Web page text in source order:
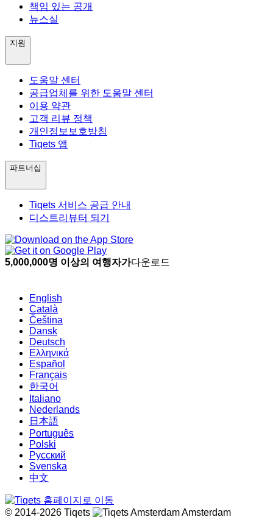
책임 있는 공개
뉴스실
지원
도움말 센터
공급업체를 위한 도움말 센터
이용 약관
고객 리뷰 정책
개인정보보호방침
Tiqets 앱
파트너십
Tiqets 서비스 공급 안내
디스트리뷰터 되기
5,000,000명 이상의 여행자가다운로드
English
Català
Čeština
Dansk
Deutsch
Ελληνικά
Español
Français
한국어
Italiano
Nederlands
日本語
Português
Polski
Русский
Svenska
中文
© 2014-2026 Tiqets Amsterdam